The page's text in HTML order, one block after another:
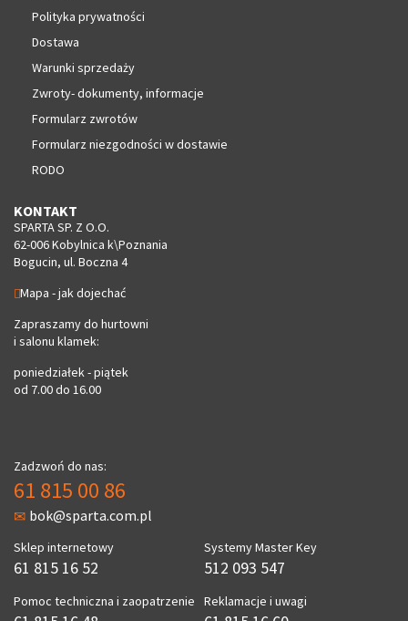
Polityka prywatności
Dostawa
Warunki sprzedaży
Zwroty- dokumenty, informacje
Formularz zwrotów
Formularz niezgodności w dostawie
RODO
KONTAKT
SPARTA SP. Z O.O.
62-006 Kobylnica k\Poznania
Bogucin, ul. Boczna 4
Mapa - jak dojechać
Zapraszamy do hurtowni
i salonu klamek:
poniedziałek - piątek
od 7.00 do 16.00
Zadzwoń do nas:
61 815 00 86
bok@sparta.com.pl
Sklep internetowy
61 815 16 52
Pomoc techniczna i zaopatrzenie
Systemy Master Key
512 093 547
Reklamacje i uwagi